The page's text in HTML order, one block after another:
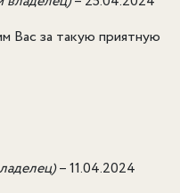
Вас за такую приятную
–11.04.2024